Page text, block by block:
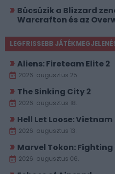
Búcsúzik a Blizzard
Warcrafton és az
LEGFRISSEBB
Aliens: Fireteam Elite 2
2026. augusztus 25.
The Sinking City 2
2026. augusztus 18.
Hell Let Loose: Vietnam
2026. augusztus 13.
Marvel Tokon: Fighting
2026. augusztus 06.